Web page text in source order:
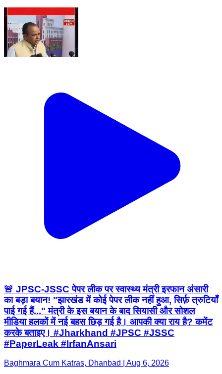
🚨 JPSC-JSSC पेपर लीक पर स्वास्थ्य मंत्री इरफान अंसारी
का बड़ा बयान! "झारखंड में कोई पेपर लीक नहीं हुआ, सिर्फ़ त्रुटियाँ
पाई गई हैं..." मंत्री के इस बयान के बाद सियासी और सोशल
मीडिया हलकों में नई बहस छिड़ गई है। आपकी क्या राय है? कमेंट
करके बताइए। #Jharkhand #JPSC #JSSC
#PaperLeak #IrfanAnsari
Baghmara Cum Katras, Dhanbad | Aug 6, 2026